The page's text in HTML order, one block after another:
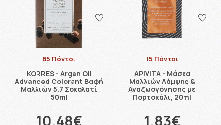
85 Πόντοι
KORRES - Argan Oil
Advanced Colorant Βαφή
Μαλλιών 5.7 Σοκολατί
50ml
10.48€
15 Πόντοι
APIVITA - Μάσκα
Μαλλιών Λάμψης &
Αναζωογόνησης με
Πορτοκάλι, 20ml
1.83€